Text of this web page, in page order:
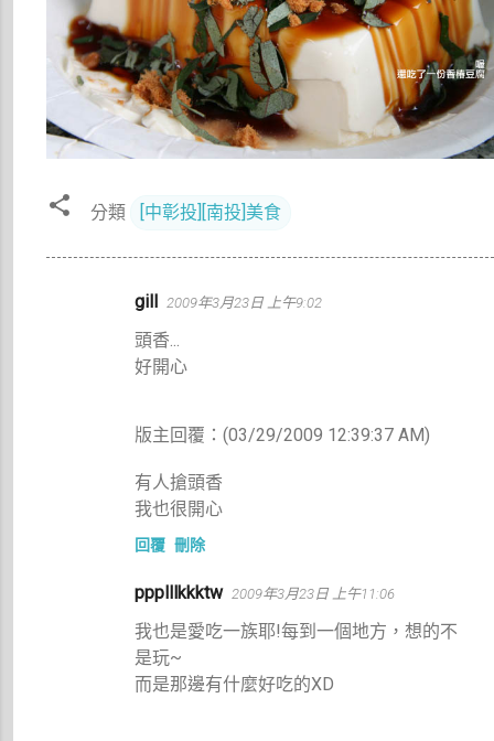
分類 [中彰投][南投]美食
gill 2009年3月23日 上午9:02
頭香...
好開心
版主回覆：(03/29/2009 12:39:37 AM)
有人搶頭香
我也很開心
回覆 刪除
ppplllkkktw 2009年3月23日 上午11:06
我也是愛吃一族耶!每到一個地方，想的不
是玩~
而是那邊有什麼好吃的XD